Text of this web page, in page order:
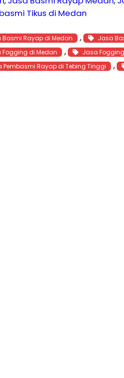
Tikus di Medan
Basmi Rayap di Medan , Jasa
Fogging di Medan , Jasa
Pembasmi Rayap di Tebing Tinggi ,